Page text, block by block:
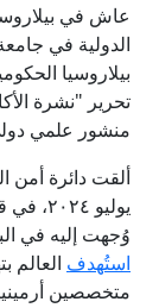
عاش في
الدولية في
بيلاروسيا
تحرير "نشرة
منشور علمي
يوليو
وُجهت إليه في
استهدف
متخصصين